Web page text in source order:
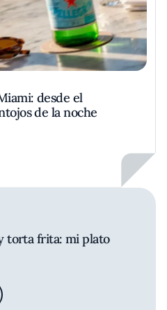
desde el
de la noche
torta frita: mi plato